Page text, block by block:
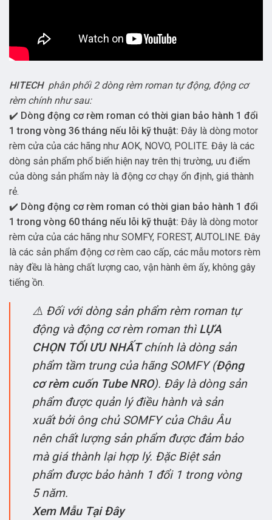
HITECH phân phối 2 dòng rèm roman tự động, động cơ
rèm chính như sau:
✔️ Dòng động cơ rèm roman có thời gian bảo hành 1 đổi
1 trong vòng 36 tháng nếu lỗi kỹ thuật: Đây là dòng motor
rèm cửa của các hãng như AOK, NOVO, POLITE. Đây là các
dòng sản phẩm phổ biến hiện nay trên thị trường, ưu điểm
của dòng sản phẩm này là động cơ chạy ổn định, giá thành
rẻ.
✔️ Dòng động cơ rèm roman có thời gian bảo hành 1 đổi
1 trong vòng 60 tháng nếu lỗi kỹ thuật: Đây là dòng motor
rèm cửa của các hãng như SOMFY, FOREST, AUTOLINE. Đây
là các sản phẩm động cơ rèm cao cấp, các mẫu motors rèm
này đều là hàng chất lượng cao, vận hành êm ấy, không gây
tiếng ồn.
⚠️ Đối với dòng sản phẩm rèm roman tự
động và động cơ rèm roman thì LỰA
CHỌN TỐI ƯU NHẤTchính là dòng sản
phẩm tầm trung của hãng SOMFY (Động
cơ rèm cuốn Tube NRO). Đây là dòng sản
phẩm được quản lý điều hành và sản
xuất bởi ông chủ SOMFY của Châu Âu
nên chất lượng sản phẩm được đảm bảo
mà giá thành lại hợp lý. Đặc Biệt sản
phẩm được bảo hành 1 đổi 1 trong vòng
5 năm.
Xem Mẫu Tại Đây